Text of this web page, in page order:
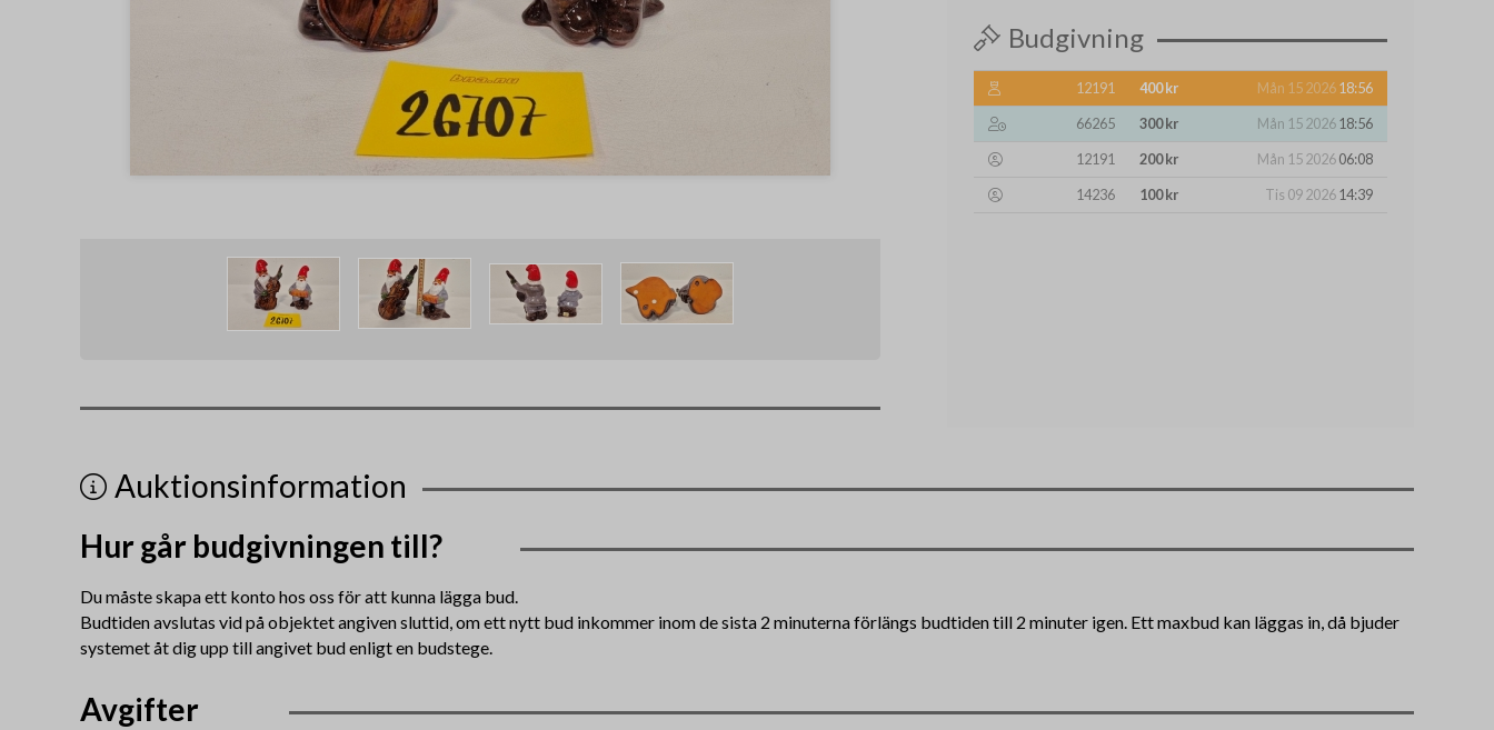
Budgivning
12191 400 kr Mån 15 202618:56
66265
300 kr Mån 15 202618:56
12191
200 kr Mån 15 202606:08
14236
100 kr Tis 09 202614:39
Auktionsinformation
Hur går budgivningen till?
Du måste skapa ett konto hos oss för att kunna lägga bud.
Budtiden avslutas vid på objektet angiven sluttid, om ett nytt bud inkommer inom de sista 2 minuterna förlängs budtiden till 2 minuter igen. Ett maxbud kan läggas in, då bjuder
systemet åt dig upp till angivet bud enligt en budstege.
Avgifter